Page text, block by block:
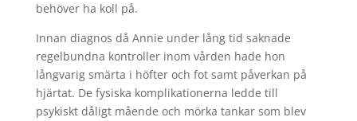
behöver ha koll på.
Innan diagnos då Annie under lång tid saknade
regelbundna kontroller inom vården hade hon
långvarig smärta i höfter och fot samt påverkan på
hjärtat. De fysiska komplikationerna ledde till
psykiskt dåligt mående och mörka tankar som blev